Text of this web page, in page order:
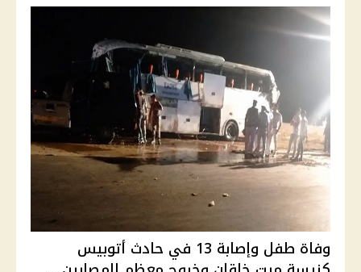
وفاة طفل وإصابة 13 في حادث أتوبيس